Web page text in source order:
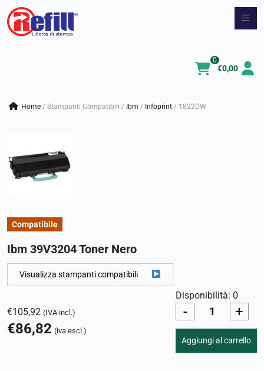
Vai
€0,00
0
Home / Stampanti Compatibili / ibm / infoprint / 1822DW
Compatibile
Ibm 39V3204 Toner Nero
Visualizza stampanti compatibili
€105,92 (IVA incl.)
€86,82 (iva escl.)
Disponibilità: 0
- +
Aggiungi al carrello